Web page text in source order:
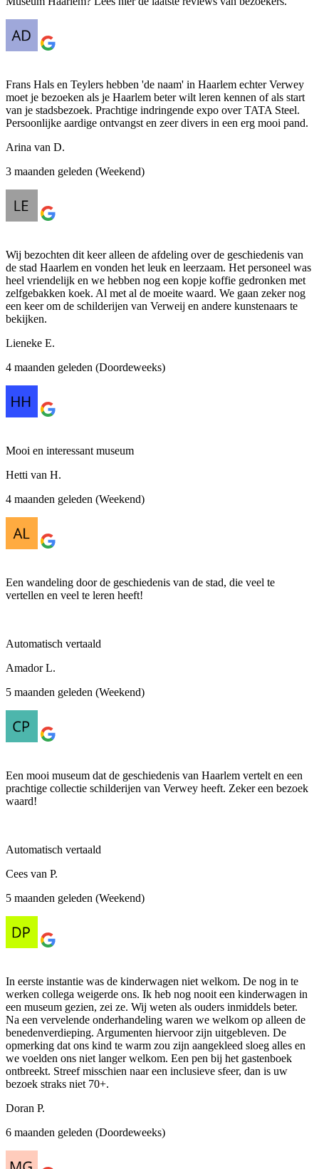
Frans Hals en Teylers hebben 'de naam' in Haarlem echter Verwey
moet je bezoeken als je Haarlem beter wilt leren kennen of als start
van je stadsbezoek. Prachtige indringende expo over TATA Steel.
Persoonlijke aardige ontvangst en zeer divers in een erg mooi pand.
Arina van D.
3 maanden geleden (Weekend)
Wij bezochten dit keer alleen de afdeling over de geschiedenis van
de stad Haarlem en vonden het leuk en leerzaam. Het personeel was
heel vriendelijk en we hebben nog een kopje koffie gedronken met
zelfgebakken koek. Al met al de moeite waard. We gaan zeker nog
een keer om de schilderijen van Verweij en andere kunstenaars te
bekijken.
Lieneke E.
4 maanden geleden (Doordeweeks)
Mooi en interessant museum
Hetti van H.
4 maanden geleden (Weekend)
Een wandeling door de geschiedenis van de stad, die veel te
vertellen en veel te leren heeft!
Automatisch vertaald
Amador L.
5 maanden geleden (Weekend)
Een mooi museum dat de geschiedenis van Haarlem vertelt en een
prachtige collectie schilderijen van Verwey heeft. Zeker een bezoek
waard!
Automatisch vertaald
Cees van P.
5 maanden geleden (Weekend)
In eerste instantie was de kinderwagen niet welkom. De nog in te
werken collega weigerde ons. Ik heb nog nooit een kinderwagen in
een museum gezien, zei ze. Wij weten als ouders inmiddels beter.
Na een vervelende onderhandeling waren we welkom op alleen de
benedenverdieping. Argumenten hiervoor zijn uitgebleven. De
opmerking dat ons kind te warm zou zijn aangekleed sloeg alles en
we voelden ons niet langer welkom. Een pen bij het gastenboek
ontbreekt. Streef misschien naar een inclusieve sfeer, dan is uw
bezoek straks niet 70+.
Doran P.
6 maanden geleden (Doordeweeks)